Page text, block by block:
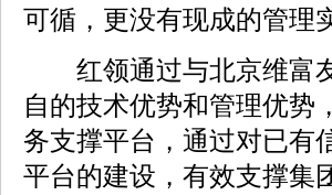
可循，更没有现成的管理
红领通过与北京维富友
自的技术优势和管理优势
务支撑平台，通过对已有
平台的建设，有效支撑集